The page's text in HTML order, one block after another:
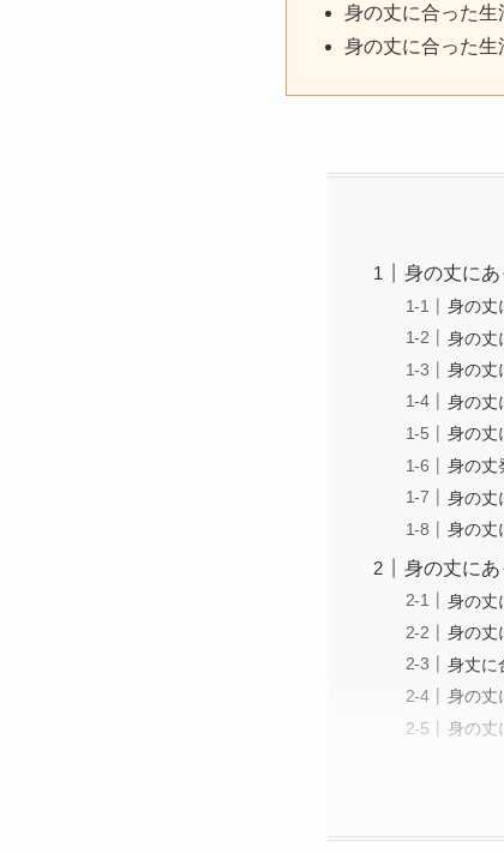
身の丈に合った
身の丈に合った生
身の丈に
身の丈
身の丈
身の丈
身の丈
身の丈
身の丈
身の丈
身の丈
身の丈に
身の丈
身の丈
身丈に
身の丈
身の丈